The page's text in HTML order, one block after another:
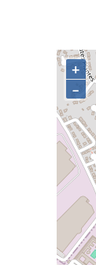
+
–